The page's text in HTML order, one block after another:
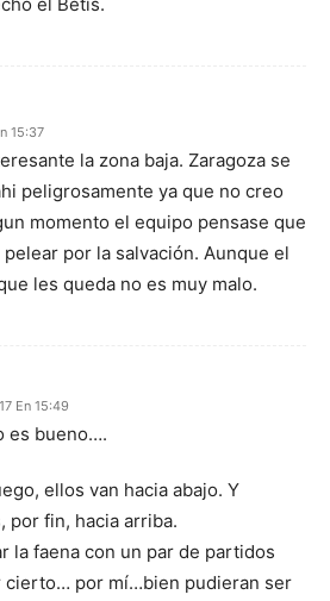
15:37
la zona baja. Zaragoza se
peligrosamente ya que no creo
momento el equipo pensase que
por la salvación. Aunque el
les queda no es muy malo.
En 15:49
es bueno….
ellos van hacia abajo. Y
por fin, hacia arriba.
la faena con un par de partidos
cierto… por mí…bien pudieran ser